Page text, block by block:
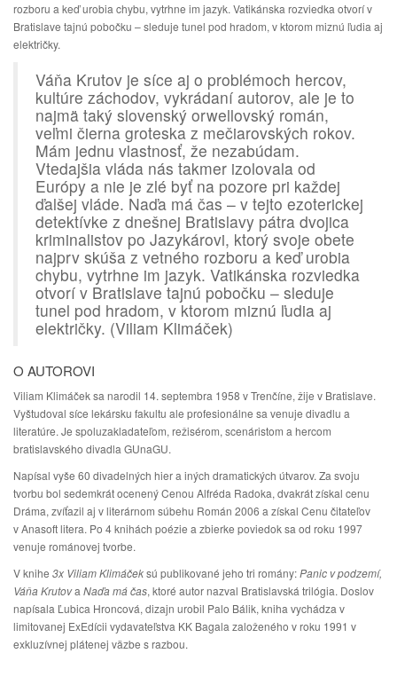
rozboru a keď urobia chybu, vytrhne im jazyk. Vatikánska rozviedka otvorí v
Bratislave tajnú pobočku – sleduje tunel pod hradom, v ktorom miznú ľudia aj
električky.
Váňa Krutov je síce aj o problémoch hercov,
kultúre záchodov, vykrádaní autorov, ale je to
najmä taký slovenský orwellovský román,
veľmi čierna groteska z mečiarovských rokov.
Mám jednu vlastnosť, že nezabúdam.
Vtedajšia vláda nás takmer izolovala od
Európy a nie je zlé byť na pozore pri každej
ďalšej vláde. Naďa má čas – v tejto ezoterickej
detektívke z dnešnej Bratislavy pátra dvojica
kriminalistov po Jazykárovi, ktorý svoje obete
najprv skúša z vetného rozboru a keď urobia
chybu, vytrhne im jazyk. Vatikánska rozviedka
otvorí v Bratislave tajnú pobočku – sleduje
tunel pod hradom, v ktorom miznú ľudia aj
električky. (Viliam Klimáček)
O AUTOROVI
Viliam Klimáček sa narodil 14. septembra 1958 v Trenčíne, žije v Bratislave.
Vyštudoval síce lekársku fakultu ale profesionálne sa venuje divadlu a
literatúre. Je spoluzakladateľom, režisérom, scenáristom a hercom
bratislavského divadla GUnaGU.
Napísal vyše 60 divadelných hier a iných dramatických útvarov. Za svoju
tvorbu bol sedemkrát ocenený Cenou Alfréda Radoka, dvakrát získal cenu
Dráma, zvíťazil aj v literárnom súbehu Román 2006 a získal Cenu čitateľov
v Anasoft litera. Po 4 knihách poézie a zbierke poviedok sa od roku 1997
venuje románovej tvorbe.
V knihe 3x Viliam Klimáčeksú publikované jeho tri romány:Panic v podzemí,
Váňa Krutova Naďa má čas, ktoré autor nazval Bratislavská trilógia. Doslov
napísala Ľubica Hroncová, dizajn urobil Palo Bálik, kniha vychádza v
limitovanej ExEdícii vydavateľstva KK Bagala založeného v roku 1991 v
exkluzívnej plátenej väzbe s razbou.